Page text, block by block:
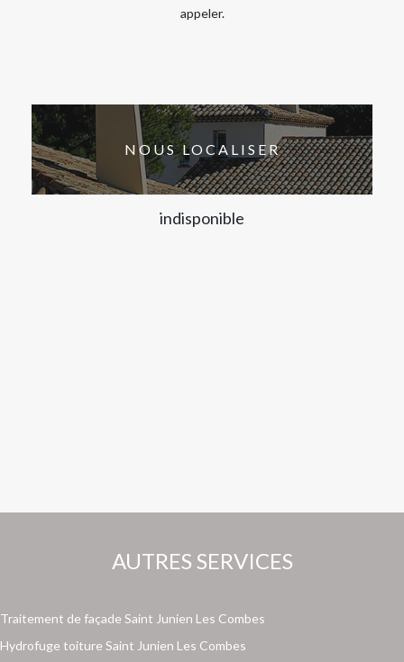
appeler.
NOUS LOCALISER
indisponible
AUTRES SERVICES
Traitement de façade Saint Junien Les Combes
Hydrofuge toiture Saint Junien Les Combes